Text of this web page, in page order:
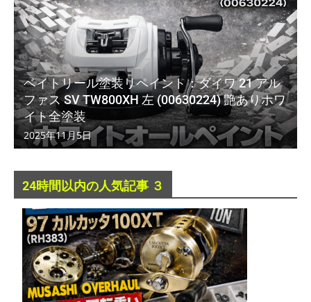
ベイトリール塗装リペイント：ダイワ 21 アル
ファス SV TW800XH 左 (00630224) 艶ありホワ
イト全塗装
2025年11月5日
24時間以内の人気記事 ３